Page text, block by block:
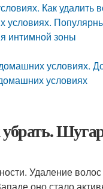
Как удалить
условиях.
интимной зоны
условиях.
условиях
Удаление